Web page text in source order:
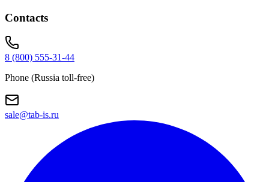
Contacts
8 (800) 555-31-44
Phone (Russia toll-free)
sale@tab-is.ru